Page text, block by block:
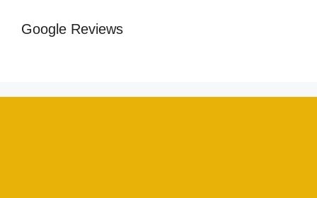
Google Reviews